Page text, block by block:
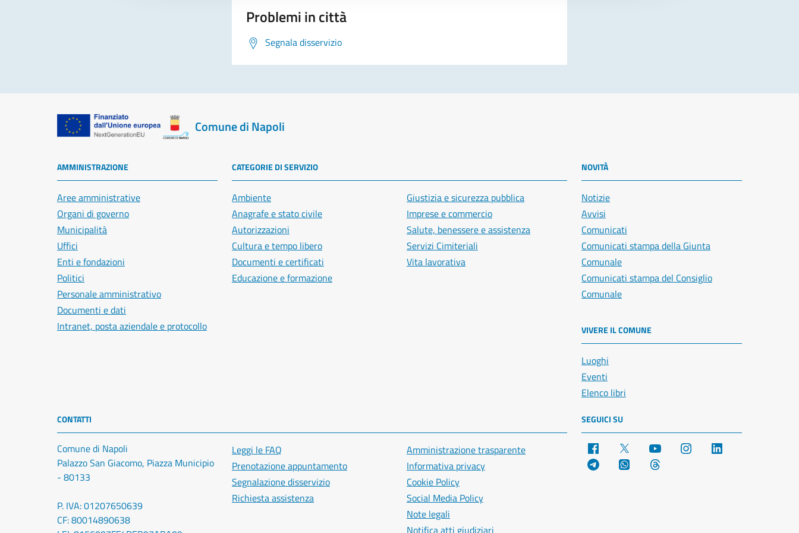
Problemi in città
Segnala disservizio
Comune di Napoli
AMMINISTRAZIONE
Aree amministrative
Organi di governo
Municipalità
Uffici
Enti e fondazioni
Politici
Personale amministrativo
Documenti e dati
Intranet, posta aziendale e protocollo
CATEGORIE DI SERVIZIO
Ambiente
Anagrafe e stato civile
Autorizzazioni
Cultura e tempo libero
Documenti e certificati
Educazione e formazione
Giustizia e sicurezza pubblica
Imprese e commercio
Salute, benessere e assistenza
Servizi Cimiteriali
Vita lavorativa
NOVITÀ
Notizie
Avvisi
Comunicati
Comunicati stampa della Giunta
Comunale
Comunicati stampa del Consiglio
Comunale
VIVERE IL COMUNE
Luoghi
Eventi
Elenco libri
CONTATTI
Comune di Napoli
Palazzo San Giacomo, Piazza Municipio
- 80133
P. IVA: 01207650639
CF: 80014890638
Leggi le FAQ
Prenotazione appuntamento
Segnalazione disservizio
Richiesta assistenza
Amministrazione trasparente
Informativa privacy
Cookie Policy
Social Media Policy
Note legali
SEGUICI SU
Facebook YouTube Instagram
Telegram WhatsApp